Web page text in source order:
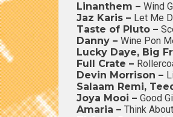
Linanthem – Wind
Jaz Karis – Let Me
Taste of Pluto –
Danny – Wine Pon
Lucky Daye, Big
Full Crate –
Devin Morrison –
Salaam Remi,
Joya Mooi – Good
Amaria – Think